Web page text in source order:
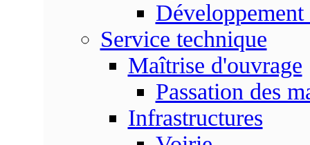
Développement
Service technique
Maîtrise d'ouvrage
Passation des
Infrastructures